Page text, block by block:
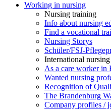
Working in nursing
Nursing training
Info about nursing
Find a vocational
Nursing Storys
Schüler/FSJ-
International
As a care worker in
Wanted nursing
Recognition of
The Brandenburg
Company profiles /